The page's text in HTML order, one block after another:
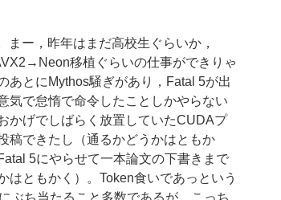
ー，昨年はまだ高校生ぐらいか，
移植ぐらいの仕事ができりゃ
あとにMythos騒ぎがあり，Fatal 5が出
気で怠惰で命令したことしかやらない
かげでしばらく放置していたCUDAプ
稿できたし（通るかどうかはともか
5にやらせて一本論文の下書きまで
はともかく）。Token食いであっという
ぶち当たること多数であるが，こっち